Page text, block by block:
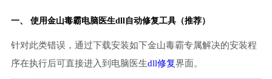
一、 使用金山毒霸电脑医生dll自动修复工具（推荐）
针对此类错误，通过下载安装如下金山毒霸专属解决的安装程
序在执行后可直接进入到电脑医生dll修复界面。